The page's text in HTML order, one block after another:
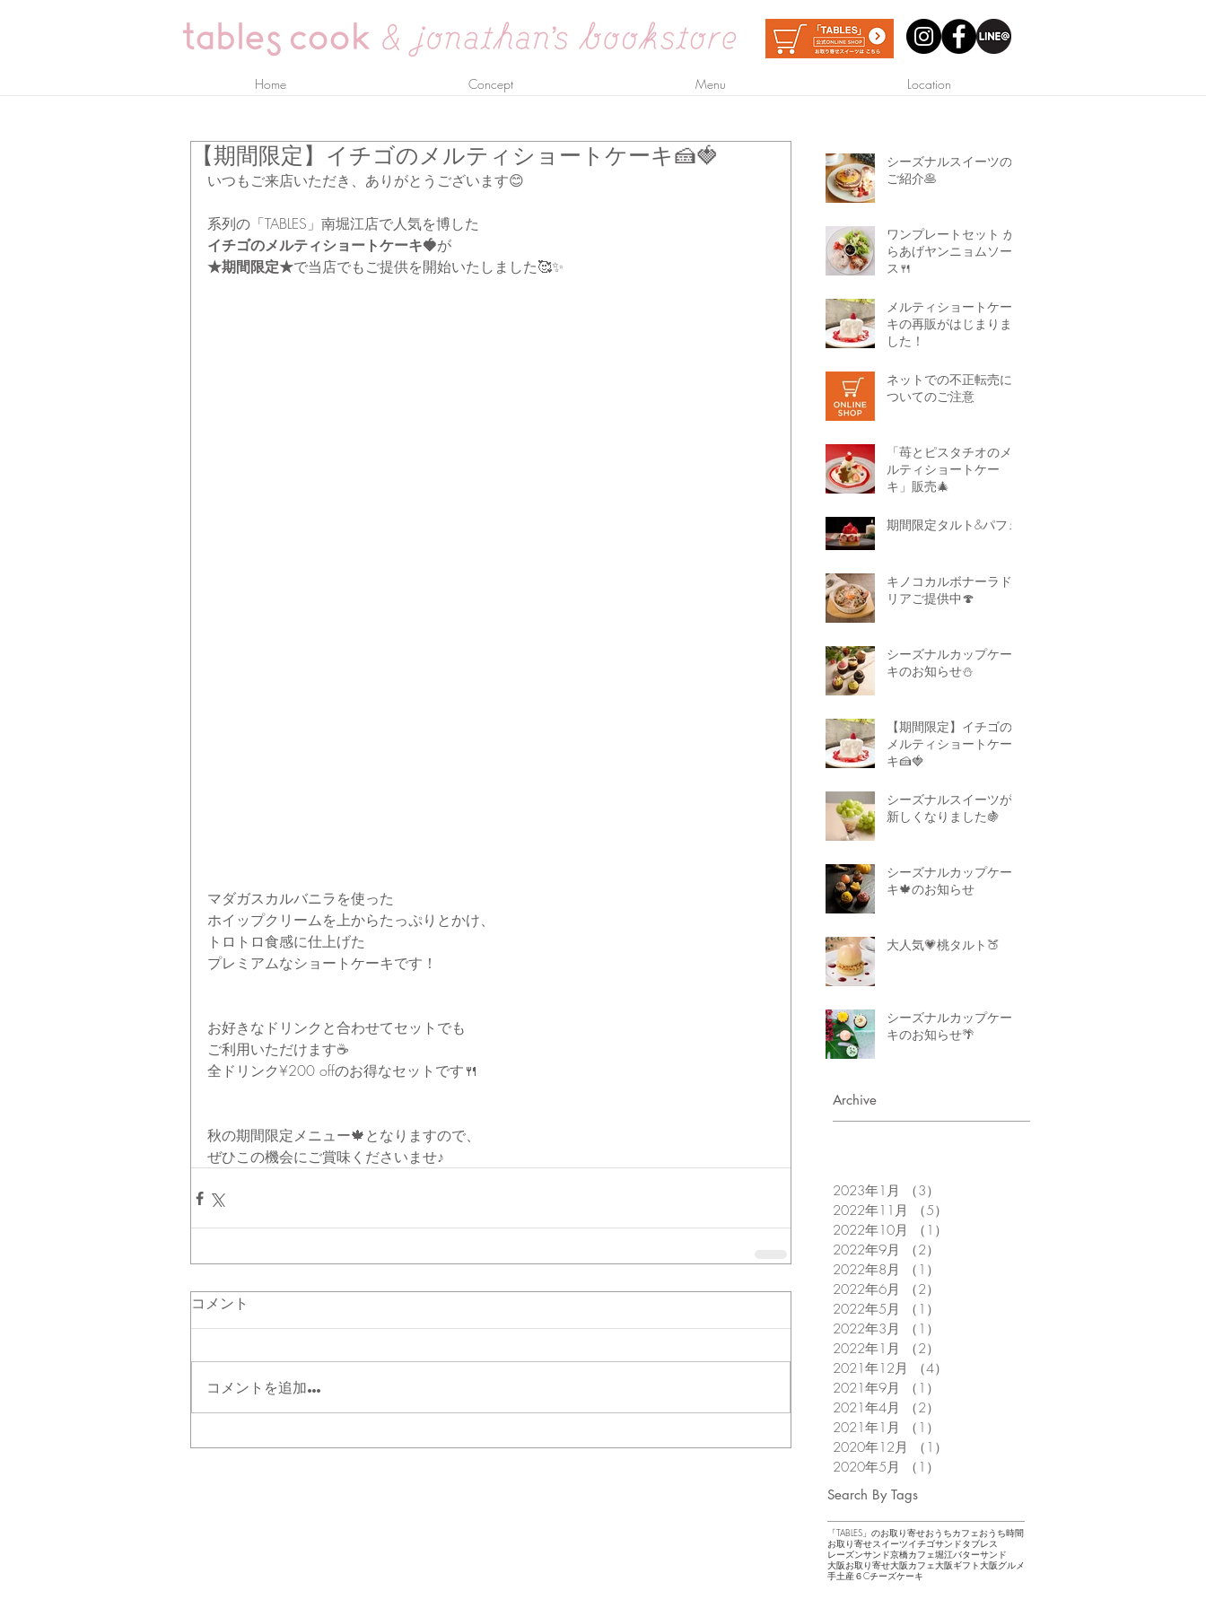
Home Concept Menu Location
【期間限定】イチゴのメルティショートケーキ🍰🍓
いつもご来店いただき、ありがとうございます😊
系列の「TABLES」南堀江店で人気を博した
イチゴのメルティショートケーキ🍓が
★期間限定★で当店でもご提供を開始いたしました🥰✨
マダガスカルバニラを使った
ホイップクリームを上からたっぷりとかけ、
トロトロ食感に仕上げた
プレミアムなショートケーキです！
お好きなドリンクと合わせてセットでも
ご利用いただけます☕
全ドリンク¥200 offのお得なセットです🍴
秋の期間限定メニュー🍁となりますので、
ぜひこの機会にご賞味くださいませ♪
コメント
コメントを追加…
シーズナルスイーツの
ご紹介🥞
ワンプレートセット か
らあげヤンニョムソー
ス🍴
メルティショートケー
キの再販がはじまりま
した！
ネットでの不正転売に
ついてのご注意
「苺とピスタチオのメ
ルティショートケー
キ」販売🎄
期間限定タルト&パフェ
キノコカルボナーラド
リアご提供中🍄
シーズナルカップケー
キのお知らせ⛄
【期間限定】イチゴの
メルティショートケー
キ🍰🍓
シーズナルスイーツが
新しくなりました🍇
シーズナルカップケー
キ🍁のお知らせ
大人気💗桃タルト🍑
シーズナルカップケー
キのお知らせ🌴
Archive
2023年1月 （3）
2022年11月
（5）
2022年10月
（1）
2022年9月
（2）
2022年8月
（1）
2022年6月
（2）
2022年5月
（1）
2022年3月
（1）
2022年1月
（2）
2021年12月
（4）
2021年9月
（1）
2021年4月
（2）
2021年1月
（1）
2020年12月
（1）
2020年5月
（1）
Search By Tags
「TABLES」のお取り寄せおうちカフェおうち時間
お取り寄せスイーツイチゴサンドタブレス
レーズンサンド京橋カフェ堀江バターサンド
大阪お取り寄せ大阪カフェ大阪ギフト大阪グルメ
手土産６Cチーズケーキ